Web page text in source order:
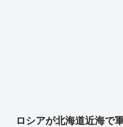
ロシアが北海道近海で